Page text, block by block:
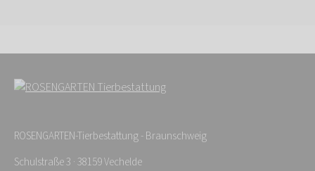
ROSENGARTEN-Tierbestattung - Braunschweig
Schulstraße 3 · 38159 Vechelde